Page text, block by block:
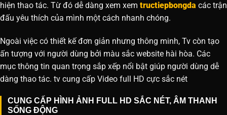
hiện thao tác. Từ đó dễ dàng xem xem tructiepbongda các trận
đấu yêu thích của mình một cách nhanh chóng.
Ngoài việc có thiết kế đơn giản nhưng thông minh, Tv còn tạo
ấn tượng với người dùng bởi màu sắc website hài hòa. Các
mục thông tin quan trọng sắp xếp nổi bật giúp người dùng dễ
dàng thao tác. tv cung cấp Video full HD cực sắc nét
CUNG CẤP HÌNH ẢNH FULL HD SẮC NÉT, ÂM THANH
SỐNG ĐỘNG